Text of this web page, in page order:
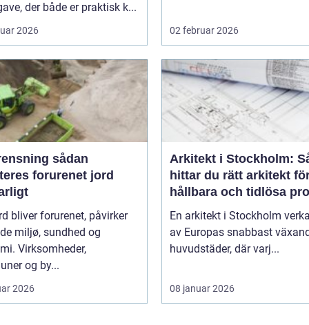
der både er praktisk k...
2026 02 februar 2026
sådan
forurenet jord
bliver forurenet, påvirker
miljø, sundhed og
Virksomheder,
og by...
2026
Arkitekt i Stockholm:
hittar du rätt arkitekt
hållbara och tidlösa
En arkitekt i Stockholm
av Europas snabbast
huvudstäder, där varj...
08 januar 2026